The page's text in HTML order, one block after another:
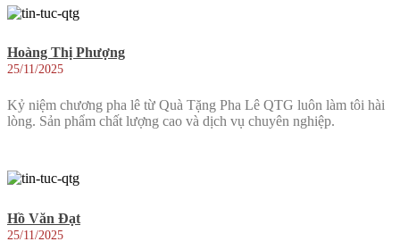
Hoàng Thị Phượng
25/11/2025
Kỷ niệm chương pha lê từ Quà Tặng Pha Lê QTG luôn làm tôi hài
lòng. Sản phẩm chất lượng cao và dịch vụ chuyên nghiệp.
Hồ Văn Đạt
25/11/2025